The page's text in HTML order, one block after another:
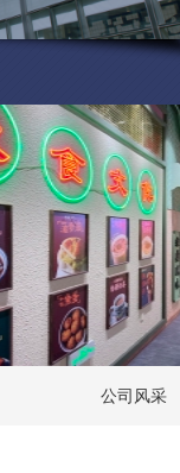
公司风采